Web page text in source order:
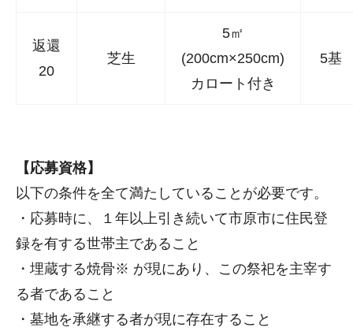
返還
20
芝生
5㎡
(200cm×250cm)
カロート付き
5基
【応募資格】
以下の条件を全て満たしていることが必要です。
・応募時に、１年以上引き続いて市原市に住民登
録を有する世帯主であること
・埋蔵する焼骨※ が現にあり、この祭祀を主宰す
る者であること
・墓地を承継する者が現に存在すること